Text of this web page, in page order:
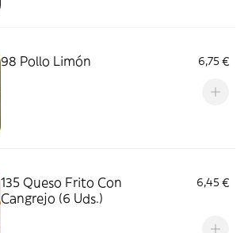
98 Pollo Limón 6,75 €
135 Queso Frito Con
Cangrejo (6 Uds.)
6,45 €